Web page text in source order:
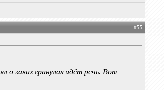
#55
о каких гранулах идёт речь. Вот